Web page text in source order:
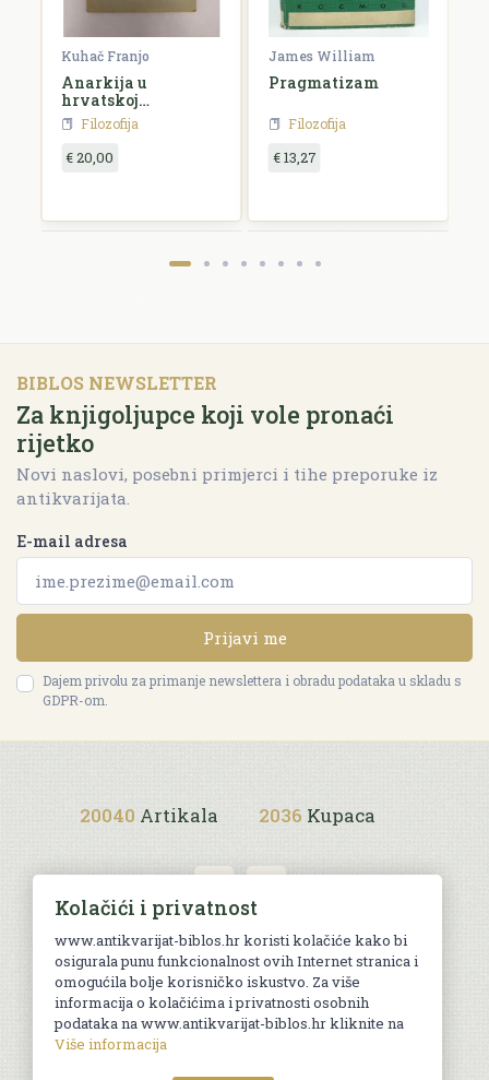
Kuhač Franjo
Anarkija u
hrvatskoj
književnosti i
umjetnosti
Filozofija
€ 20,00
James William
Pragmatizam
Filozofija
€ 13,27
BIBLOS NEWSLETTER
Za knjigoljupce koji vole pronaći
rijetko
Novi naslovi, posebni primjerci i tihe preporuke iz
antikvarijata.
E-mail adresa
Prijavi me
Dajem privolu za primanje newslettera i obradu podataka u skladu s
GDPR-om.
20040 Artikala 2036 Kupaca
Uvjeti kupnje
© Sva prava pridržana. Web by
Kolačići i privatnost
www.antikvarijat-biblos.hr koristi kolačiće kako bi
osigurala punu funkcionalnost ovih Internet stranica i
omogućila bolje korisničko iskustvo. Za više
informacija o kolačićima i privatnosti osobnih
podataka na www.antikvarijat-biblos.hr kliknite na
Više informacija